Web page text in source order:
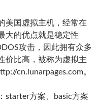
美国虚拟主机，经常在
大的优点就是稳定性
攻击，因此拥有众多
价比高，被称为虚拟主
cn.lunarpages.com。
starter方案、basic方案